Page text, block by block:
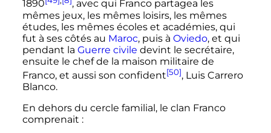
1890
, avec qui Franco partagea les
mêmes jeux, les mêmes loisirs, les mêmes
études, les mêmes écoles et académies, qui
fut à ses côtés au Maroc, puis à Oviedo, et qui
pendant la Guerre civile devint le secrétaire,
ensuite le chef de la maison militaire de
Franco, et aussi son confident[50], Luis Carrero
Blanco.
En dehors du cercle familial, le clan Franco
comprenait :